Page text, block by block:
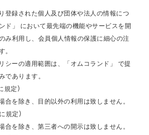
登録された個人及び団体や法人の情報につ
ド」 において最先端の機能やサービスを開
み利用し、会員個人情報の保護に細心の注
。
シーの適用範囲は、「オムコランド」 で提
であります。
規定)
合を除き、目的以外の利用は致しません。
規定)
合を除き、第三者への開示は致しません。